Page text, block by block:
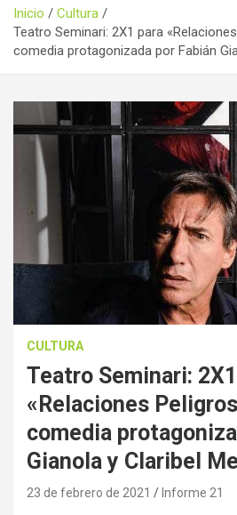
Inicio
Cultura
Teatro Seminari: 2X1 para
comedia protagonizada por Fabián
CULTURA
Teatro Seminari:
«Relaciones
comedia
Gianola y Claribel
23 de febrero de 2021 Informe 21